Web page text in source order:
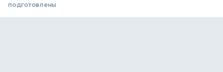
подготовлены